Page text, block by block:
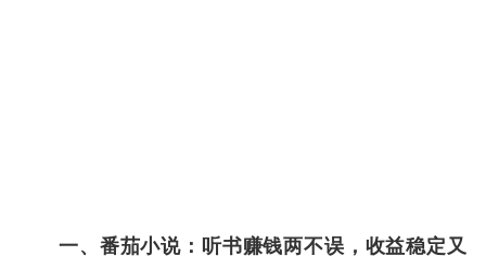
一、番茄小说：听书赚钱两不误，收益稳定又